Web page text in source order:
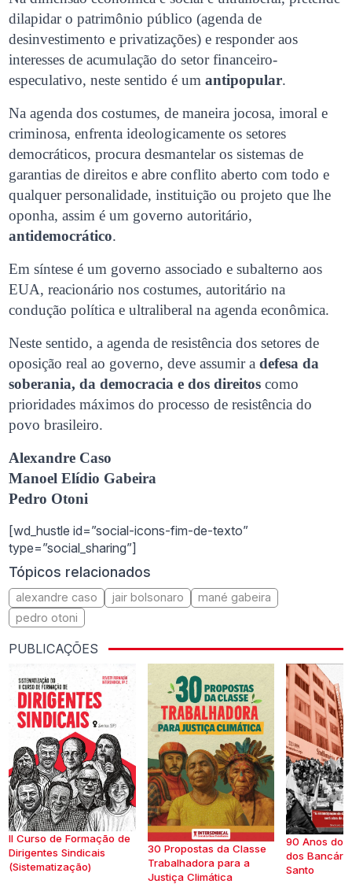
dilapidar o patrimônio público (agenda de
desinvestimento e privatizações) e responder aos
interesses de acumulação do setor financeiro-
especulativo, neste sentido é umantipopular.
Na agenda dos costumes, de maneira jocosa, imoral e
criminosa, enfrenta ideologicamente os setores
democráticos, procura desmantelar os sistemas de
garantias de direitos e abre conflito aberto com todo e
qualquer personalidade, instituição ou projeto que lhe
oponha, assim é um governo autoritário,
antidemocrático.
Em síntese é um governo associado e subalterno aos
EUA, reacionário nos costumes, autoritário na
condução política e ultraliberal na agenda econômica.
Neste sentido, a agenda de resistência dos setores de
oposição real ao governo, deve assumir adefesa da
soberania, da democracia e dos direitos como
prioridades máximos do processo de resistência do
povo brasileiro.
Alexandre Caso
Manoel Elídio Gabeira
Pedro Otoni
[wd_hustle id=”social-icons-fim-de-texto”
type=”social_sharing”]
Tópicos relacionados
alexandre caso jair bolsonaro
mané gabeira
pedro otoni
PUBLICAÇÕES
II Curso de Formação de
Dirigentes Sindicais
(Sistematização)
30 Propostas da Classe
Trabalhadora para a
Justiça Climática
90 Anos do
dos
Santo